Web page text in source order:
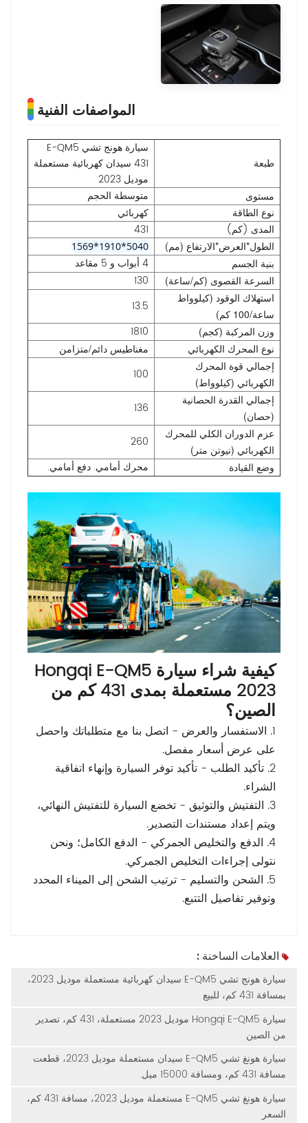
المواصفات الفنية
طبعة
سيارة هونج تشي E-QM5
431 سيدان كهربائية مستعملة
موديل 2023
مستوى
متوسطة الحجم
نوع الطاقة
كهربائي
المدى (كم)
431
الطول*العرض*الارتفاع (مم) 5040*1910*1569
بنية الجسم 4 أبواب و 5 مقاعد
السرعة القصوى (كم/ساعة) 130
استهلاك الوقود (كيلوواط
ساعة/100 كم)
13.5
وزن المركبة (كجم) 1810
نوع المحرك الكهربائي
مغناطيس دائم/متزامن
إجمالي قوة المحرك
الكهربائي (كيلوواط)
100
إجمالي القدرة الحصانية
(حصان)
136
عزم الدوران الكلي للمحرك
الكهربائي (نيوتن متر)
260
وضع القيادة محرك أمامي. دفع أمامي.
كيفية شراء سيارة Hongqi E-QM5
2023 مستعملة بمدى 431 كم من
الصين؟
1. الاستفسار والعرض - اتصل بنا مع متطلباتك واحصل
على عرض أسعار مفصل.
2. تأكيد الطلب - تأكيد توفر السيارة وإنهاء اتفاقية
الشراء.
3. التفتيش والتوثيق - تخضع السيارة للتفتيش النهائي،
ويتم إعداد مستندات التصدير.
4. الدفع والتخليص الجمركي - الدفع الكامل؛ ونحن
نتولى إجراءات التخليص الجمركي.
5. الشحن والتسليم - ترتيب الشحن إلى الميناء المحدد
وتوفير تفاصيل التتبع.
العلامات الساخنة :
سيارة هونج تشي E-QM5 سيدان كهربائية مستعملة موديل 2023،
بمسافة 431 كم، للبيع
سيارة Hongqi E-QM5 موديل 2023 مستعملة، 431 كم، تصدير
من الصين
سيارة هونغ تشي E-QM5 سيدان مستعملة موديل 2023، قطعت
مسافة 431 كم، ومسافة 15000 ميل.
سيارة هونغ تشي E-QM5 مستعملة موديل 2023، مسافة 431 كم،
السعر